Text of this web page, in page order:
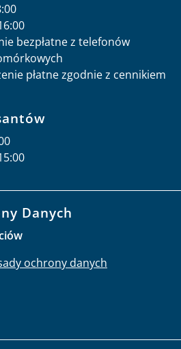
bezpłatne z telefonów
płatne zgodnie z cennikiem
Danych
ochrony danych